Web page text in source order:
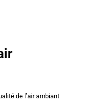
de l’air ambiant